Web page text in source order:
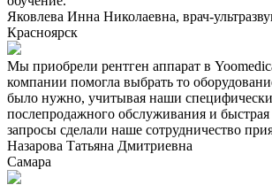
Яковлева Инна Николаевна, врач-
Красноярск
Мы приобрели рентген аппарат в
компании помогла выбрать то
было нужно, учитывая наши
послепродажного обслуживания и
запросы сделали наше сотрудничество
Назарова Татьяна Дмитриевна
Самара